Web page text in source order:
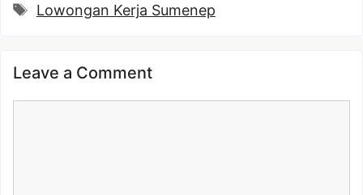
Tags
Lowongan Kerja Sumenep
Leave a Comment